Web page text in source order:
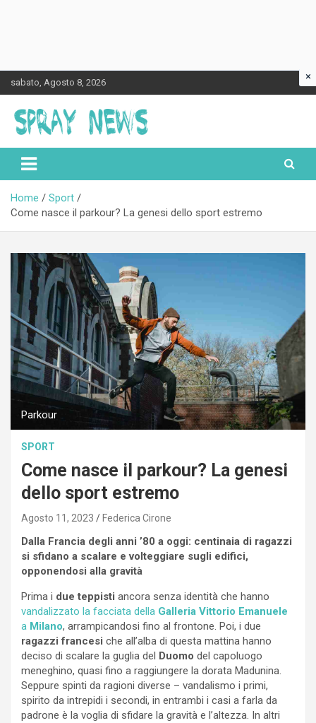
to
content
sabato, Agosto 8, 2026
Spraynews.it
Home
Sport
Come nasce il parkour? La genesi dello sport estremo
Parkour
SPORT
Come nasce il parkour? La genesi
dello sport estremo
Agosto 11, 2023 Federica Cirone
Dalla Francia degli anni ’80 a oggi: centinaia di ragazzi
si sfidano a scalare e volteggiare sugli edifici,
opponendosi alla gravità
Prima i due teppisti ancora senza identità che hanno
vandalizzato la facciata della Galleria Vittorio Emanuele
a Milano, arrampicandosi fino al frontone. Poi, i due
ragazzi francesi che all’alba di questa mattina hanno
deciso di scalare la guglia del
Duomo del capoluogo
meneghino, quasi fino a raggiungere la dorata Madunina.
Seppure spinti da ragioni diverse – vandalismo i primi,
spirito da intrepidi i secondi, in entrambi i casi a farla da
padrone è la voglia di sfidare la gravità e l’altezza. In altri
×